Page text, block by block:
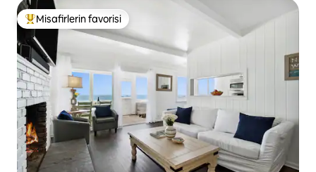
Misafirlerin favorilerinden en beğenilenler arasında
Misafirlerin favorisi